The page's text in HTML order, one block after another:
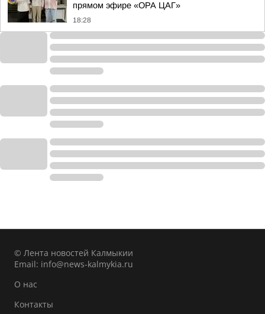
прямом эфире «ОРА ЦАГ»
18:28
© Лента новостей Калмыкии
Email: info@news-kalmykia.ru
О нас
Контакты